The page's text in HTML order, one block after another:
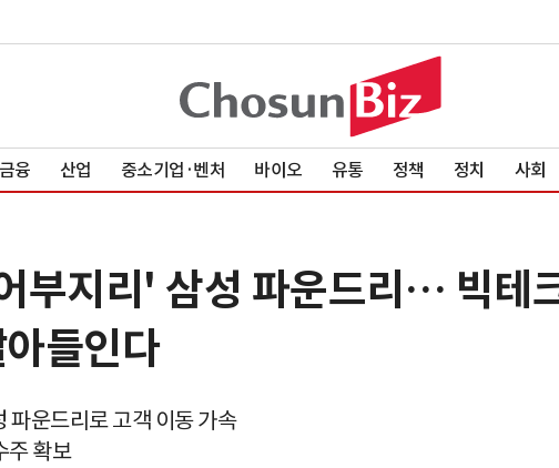
금융 산업 중소기업·벤처 바이오 유통 정책 정치 사회
부지리' 삼성 파운드리… 빅테
들인다
운드리로 고객 이동 가속
주 확보